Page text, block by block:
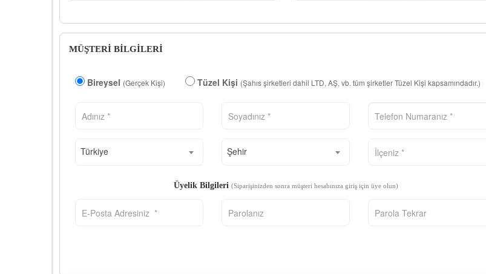
MÜŞTERİ BİLGİLERİ
Bireysel (Gerçek Kişi) Tüzel Kişi (Şahıs şirketleri dahil LTD, AŞ, vb. tüm şirketler Tüzel Kişi kapsamındadır.)
Türkiye Şehir
Üyelik Bilgileri (Siparişinizden sonra müşteri hesabınıza giriş için üye olun)